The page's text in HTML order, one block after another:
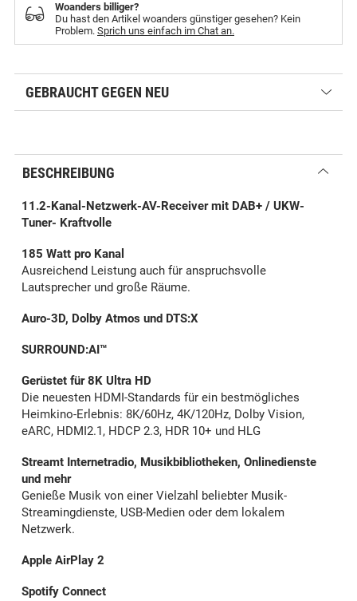
Woanders billiger?
Du hast den Artikel woanders günstiger gesehen? Kein
Problem. Sprich uns einfach im Chat an.
GEBRAUCHT GEGEN NEU
BESCHREIBUNG
11.2-Kanal-Netzwerk-AV-Receiver mit DAB+ / UKW-
Tuner- Kraftvolle
185 Watt pro Kanal
Ausreichend Leistung auch für anspruchsvolle
Lautsprecher und große Räume.
Auro-3D, Dolby Atmos und DTS:X
SURROUND:AI™
Gerüstet für 8K Ultra HD
Die neuesten HDMI-Standards für ein bestmögliches
Heimkino-Erlebnis: 8K/60Hz, 4K/120Hz, Dolby Vision,
eARC, HDMI2.1, HDCP 2.3, HDR 10+ und HLG
Streamt Internetradio, Musikbibliotheken, Onlinedienste
und mehr
Genieße Musik von einer Vielzahl beliebter Musik-
Streamingdienste, USB-Medien oder dem lokalem
Netzwerk.
Apple AirPlay 2
Spotify Connect